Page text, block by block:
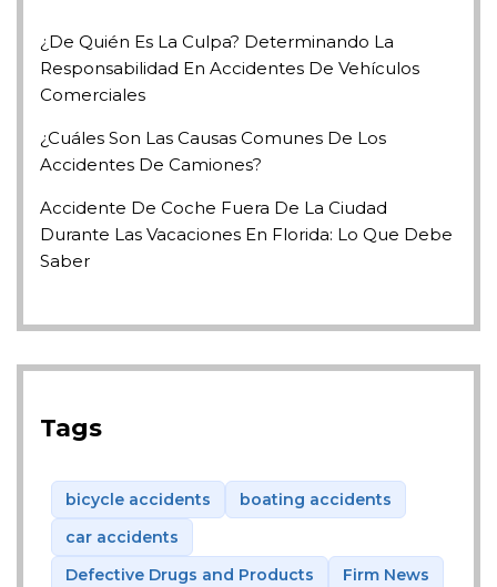
¿De Quién Es La Culpa? Determinando La
Responsabilidad En Accidentes De Vehículos
Comerciales
¿Cuáles Son Las Causas Comunes De Los
Accidentes De Camiones?
Accidente De Coche Fuera De La Ciudad
Durante Las Vacaciones En Florida: Lo Que Debe
Saber
Tags
bicycle accidents
boating accidents
car accidents
Defective Drugs and Products
Firm News